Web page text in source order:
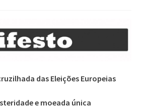
das Eleições Europeias
e moeada única